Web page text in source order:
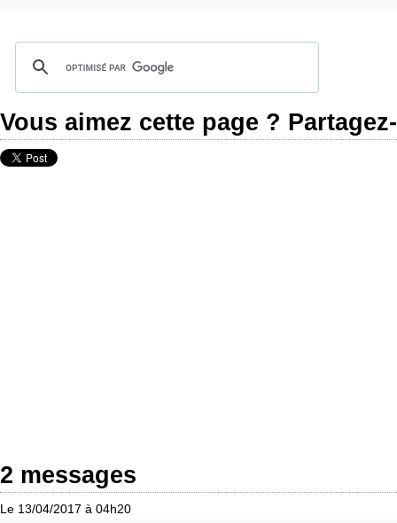
Vous aimez cette page ?
2 messages
Le 13/04/2017 à 04h20